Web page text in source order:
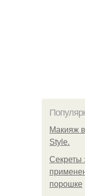
Макияж
Style.
Секреты
порошке